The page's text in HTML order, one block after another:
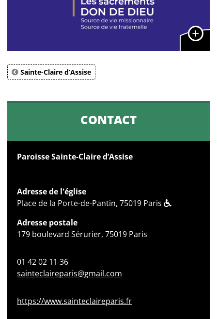
Sainte-Claire d’Assise
CONTACT
Paroisse Sainte-Claire d’Assise
Adresse de l'église
Place de la Porte-de-Pantin, 75019 Paris
Adresse postale
179 boulevard Sérurier, 75019 Paris
01 42 02 11 36
sainteclaireparis@gmail.com
https://www.sainteclaireparis.fr